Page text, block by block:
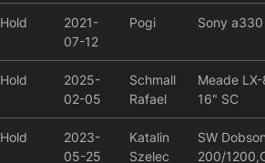
Hold
2021-
07-12
Pogi Sony a330
Hold
2025-
02-05
Schmall
Rafael
Meade
16" SC
Hold
2023-
05-25
Katalin
Szelec
SW
200/